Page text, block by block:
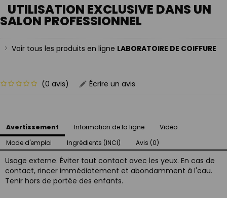
UTILISATION EXCLUSIVE DANS UN
SALON PROFESSIONNEL
Voir tous les produits en ligne LABORATOIRE DE COIFFURE
(0 avis) Écrire un avis
Avertissement Information de la ligne
Vidéo
Mode d'emploi
Ingrédients (INCI) Avis (0)
Usage externe. Éviter tout contact avec les yeux. En cas de
contact, rincer immédiatement et abondamment à l'eau.
Tenir hors de portée des enfants.